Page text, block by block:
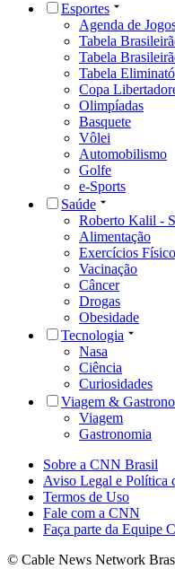
Esportes
Agenda de
Tabela
Tabela
Tabela
Copa
Olimpíadas
Basquete
Vôlei
Automobilismo
Golfe
e-Sports
Saúde
Roberto Kalil -
Alimentação
Exercícios
Vacinação
Câncer
Drogas
Obesidade
Tecnologia
Nasa
Ciência
Curiosidades
Viagem &
Viagem
Gastronomia
Sobre a CNN Brasil
Aviso Legal e Política
Termos de Uso
Fale com a CNN
Faça parte da Equipe
© Cable News Network